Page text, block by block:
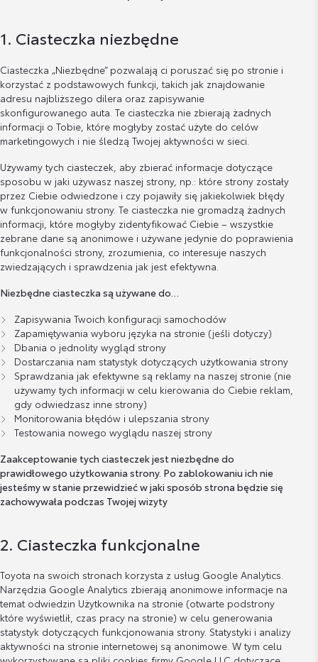
1. Ciasteczka niezbędne
Ciasteczka „Niezbędne” pozwalają ci poruszać się po stronie i
korzystać z podstawowych funkcji, takich jak znajdowanie
adresu najbliższego dilera oraz zapisywanie
skonfigurowanego auta. Te ciasteczka nie zbierają żadnych
informacji o Tobie, które mogłyby zostać użyte do celów
marketingowych i nie śledzą Twojej aktywności w sieci.
Używamy tych ciasteczek, aby zbierać informacje dotyczące
sposobu w jaki używasz naszej strony, np.: które strony zostały
przez Ciebie odwiedzone i czy pojawiły się jakiekolwiek błędy
w funkcjonowaniu strony. Te ciasteczka nie gromadzą żadnych
informacji, które mogłyby zidentyfikować Ciebie – wszystkie
zebrane dane są anonimowe i używane jedynie do poprawienia
funkcjonalności strony, zrozumienia, co interesuje naszych
zwiedzających i sprawdzenia jak jest efektywna.
Niezbędne ciasteczka są używane do…
Zapisywania Twoich konfiguracji samochodów
Zapamiętywania wyboru języka na stronie (jeśli dotyczy)
Dbania o jednolity wygląd strony
Dostarczania nam statystyk dotyczących użytkowania strony
Sprawdzania jak efektywne są reklamy na naszej stronie (nie
używamy tych informacji w celu kierowania do Ciebie reklam,
gdy odwiedzasz inne strony)
Monitorowania błędów i ulepszania strony
Testowania nowego wyglądu naszej strony
Zaakceptowanie tych ciasteczek jest niezbędne do
prawidłowego użytkowania strony. Po zablokowaniu ich nie
jesteśmy w stanie przewidzieć w jaki sposób strona będzie się
zachowywała podczas Twojej wizyty
2. Ciasteczka funkcjonalne
Toyota na swoich stronach korzysta z usług Google Analytics.
Narzędzia Google Analytics zbierają anonimowe informacje na
temat odwiedzin Użytkownika na stronie (otwarte podstrony
które wyświetlił, czas pracy na stronie) w celu generowania
statystyk dotyczących funkcjonowania strony. Statystyki i analizy
aktywności na stronie internetowej są anonimowe. W tym celu